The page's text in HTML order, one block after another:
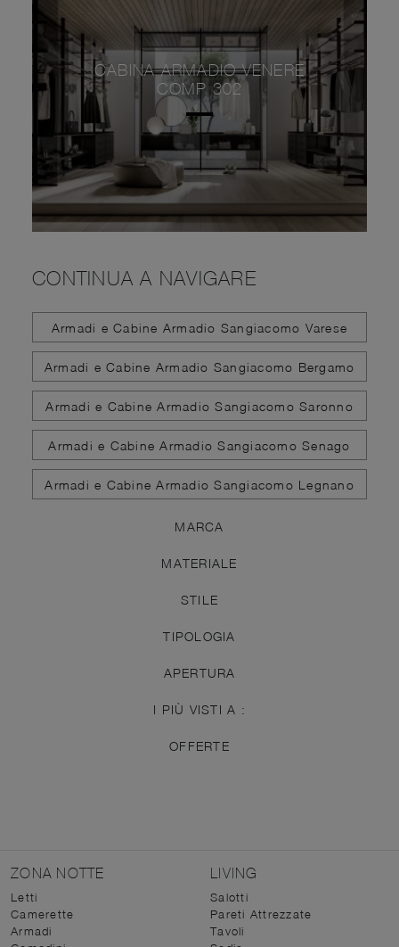
CABINA ARMADIO VENERE
COMP 302
CONTINUA A NAVIGARE
Armadi e Cabine Armadio Sangiacomo Varese
Armadi e Cabine Armadio Sangiacomo Bergamo
Armadi e Cabine Armadio Sangiacomo Saronno
Armadi e Cabine Armadio Sangiacomo Senago
Armadi e Cabine Armadio Sangiacomo Legnano
MARCA
MATERIALE
STILE
TIPOLOGIA
APERTURA
I PIÙ VISTI A :
OFFERTE
ZONA NOTTE
Letti
Camerette
Armadi
LIVING
Salotti
Pareti Attrezzate
Tavoli